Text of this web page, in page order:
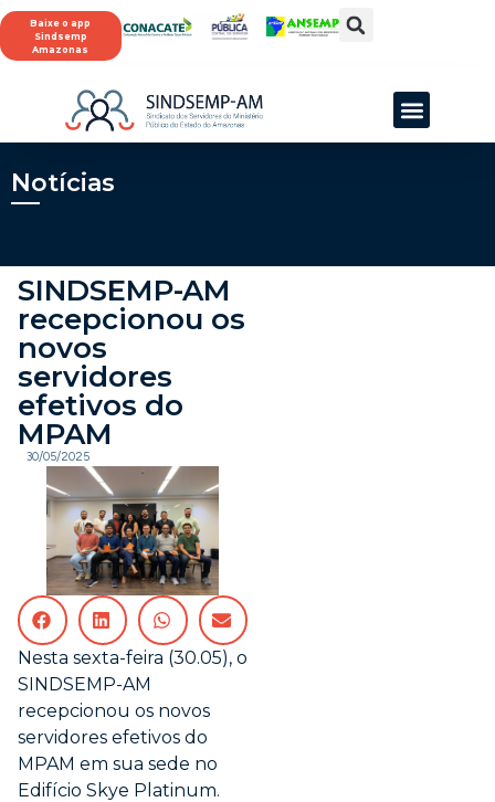
Baixe o app
Sindsemp
Amazonas
Notícias
SINDSEMP-AM
recepcionou os
novos
servidores
efetivos do
MPAM
30/05/2025
Nesta sexta-feira (30.05), o
SINDSEMP-AM
recepcionou os novos
servidores efetivos do
MPAM em sua sede no
Edifício Skye Platinum.